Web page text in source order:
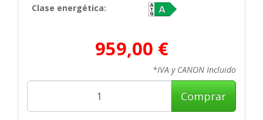
Clase energética:
959,00 €
*IVA y CANON Incluido
Comprar